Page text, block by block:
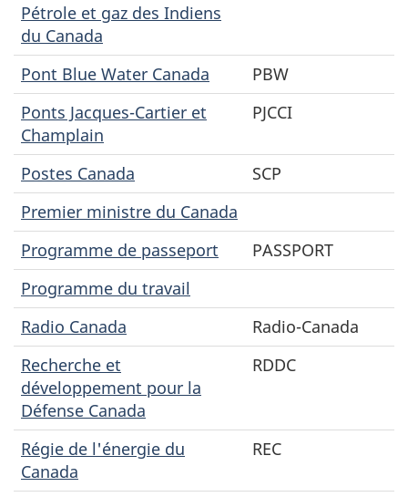
Pétrole et gaz des Indiens
du Canada
Pont Blue Water Canada
PBW
Ponts Jacques-Cartier et
Champlain
PJCCI
Postes Canada
SCP
Premier ministre du Canada
Programme de passeport
PASSPORT
Programme du travail
Radio Canada
Radio-Canada
Recherche et
développement pour la
Défense Canada
RDDC
Régie de l'énergie du
Canada
REC